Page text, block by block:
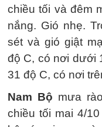
chiều tối và đêm
nắng. Gió nhẹ.
sét và gió giật
độ C, có nơi dưới
31 độ C, có nơi
Nam Bộ mưa
chiều tối mai 4/